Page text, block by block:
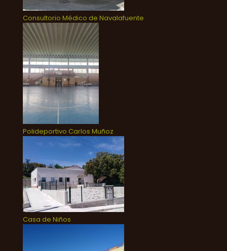
Consultorio Médico de Navalafuente
Polideportivo Carlos Muñoz
Casa de Niños